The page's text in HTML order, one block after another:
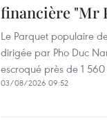
financière "Mr
Le Parquet populaire
dirigée par Pho Duc
escroqué près de 1
03/08/2026 09:52